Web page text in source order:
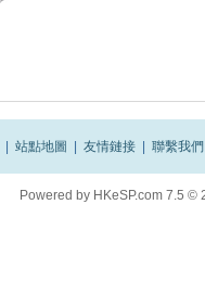
站點地圖 友情鏈接 聯繫我們
Powered by HKeSP.com 7.5 ©